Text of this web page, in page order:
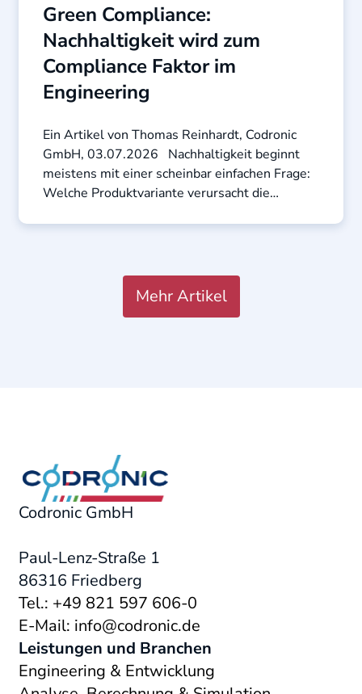
Green Compliance:
Nachhaltigkeit wird zum
Compliance Faktor im
Engineering
Ein Artikel von Thomas Reinhardt, Codronic
GmbH, 03.07.2026 Nachhaltigkeit beginnt
meistens mit einer scheinbar einfachen Frage:
Welche Produktvariante verursacht die
Mehr Artikel
Codronic GmbH
Paul-Lenz-Straße 1
86316 Friedberg
Tel.: +49 821 597 606-0
E-Mail: info@codronic.de
Leistungen und Branchen
Engineering & Entwicklung